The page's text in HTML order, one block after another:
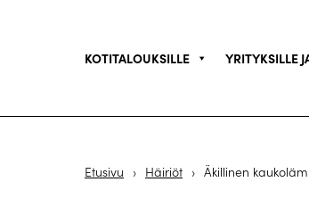
KOTITALOUKSILLE YRITYKSILLE
Etusivu › Häiriöt › Äkillinen